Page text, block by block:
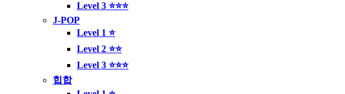
Level 3 ⭐⭐⭐
J-POP
Level 1 ⭐
Level 2 ⭐⭐
Level 3 ⭐⭐⭐
힙합